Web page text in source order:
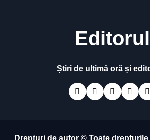
Editorul
Știri de ultimă oră și